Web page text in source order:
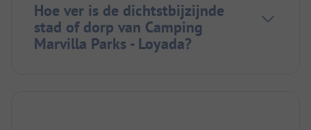
Hoe ver is de dichtstbijzijnde
stad of dorp van Camping
Marvilla Parks - Loyada?